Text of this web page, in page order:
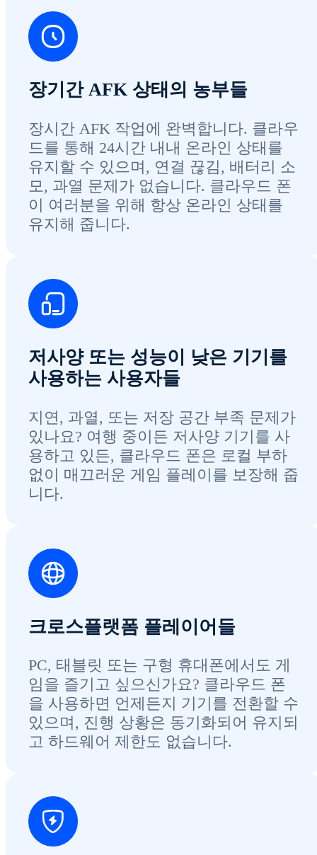
장기간 AFK 상태의 농부들
장시간 AFK 작업에 완벽합니다. 클라우
드를 통해 24시간 내내 온라인 상태를
유지할 수 있으며, 연결 끊김, 배터리 소
모, 과열 문제가 없습니다. 클라우드 폰
이 여러분을 위해 항상 온라인 상태를
유지해 줍니다.
저사양 또는 성능이 낮은 기기를
사용하는 사용자들
지연, 과열, 또는 저장 공간 부족 문제가
있나요? 여행 중이든 저사양 기기를 사
용하고 있든, 클라우드 폰은 로컬 부하
없이 매끄러운 게임 플레이를 보장해 줍
니다.
크로스플랫폼 플레이어들
PC, 태블릿 또는 구형 휴대폰에서도 게
임을 즐기고 싶으신가요? 클라우드 폰
을 사용하면 언제든지 기기를 전환할 수
있으며, 진행 상황은 동기화되어 유지되
고 하드웨어 제한도 없습니다.